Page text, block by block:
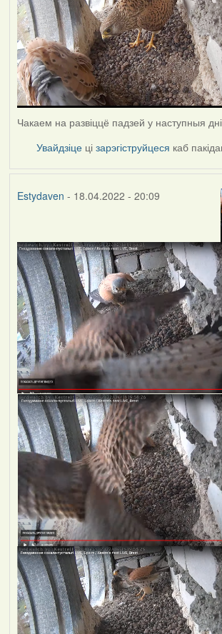
Чакаем на развіццё падзей у наступныя
Увайдзіце цізарэгіструйцеся каб
Estydaven - 18.04.2022 - 20:09